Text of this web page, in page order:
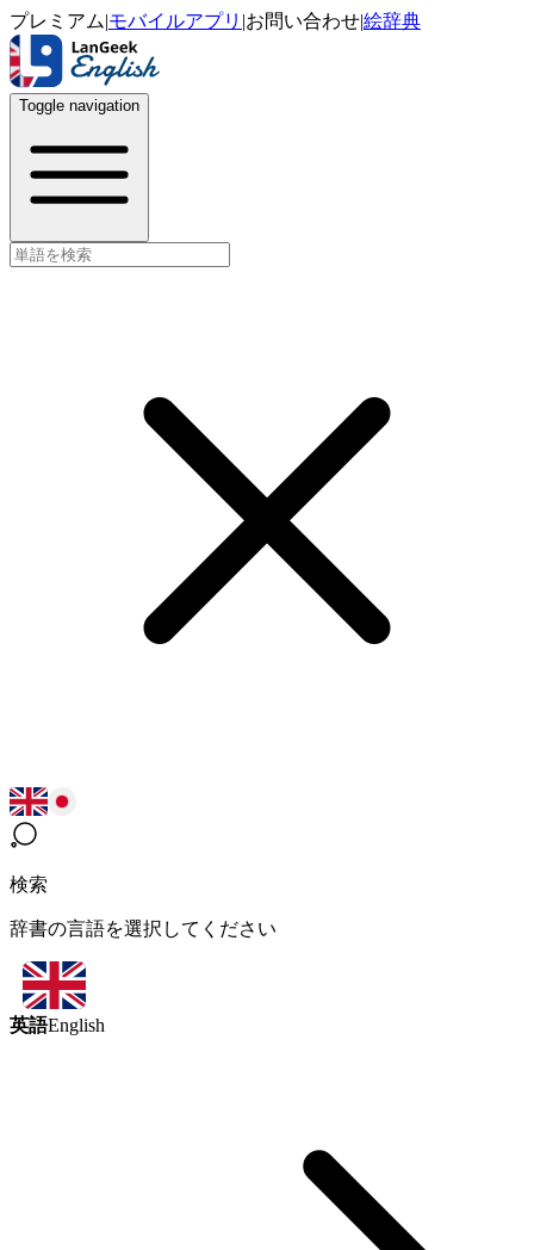
プレミアム|モバイルアプリ |お問い合わせ|絵辞典
Toggle navigation
検索
辞書の言語を選択してください
英語English